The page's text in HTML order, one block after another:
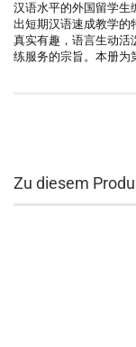
汉语水平的外国留学生
出短期汉语速成教学的
真实有趣，语言生动活
练服务的宗旨。本册为
Zu diesem